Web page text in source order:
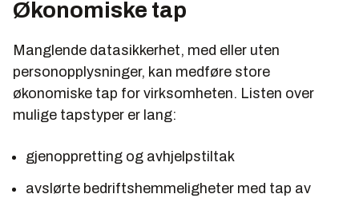
Økonomiske tap
Manglende datasikkerhet, med eller uten
personopplysninger, kan medføre store
økonomiske tap for virksomheten. Listen over
mulige tapstyper er lang:
gjenoppretting og avhjelpstiltak
avslørte bedriftshemmeligheter med tap av